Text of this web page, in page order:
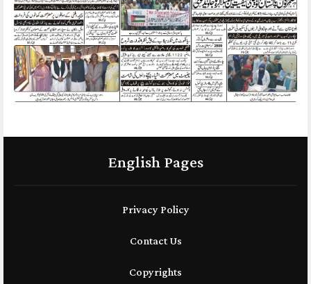
English Pages
Privacy Policy
Contact Us
Copyrights